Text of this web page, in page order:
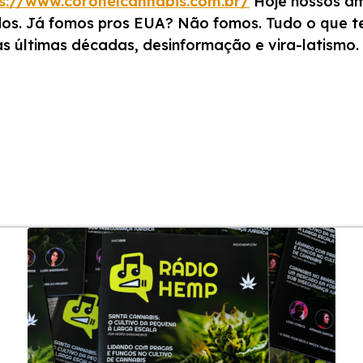
Já fomos pros EUA? Não fomos. Tudo o que
últimas décadas, desinformação e vira-